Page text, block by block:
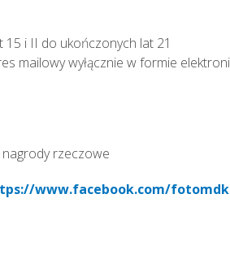
i II do ukończonych lat 21
mailowy wyłącznie w formie
rzeczowe
www.facebook.com/